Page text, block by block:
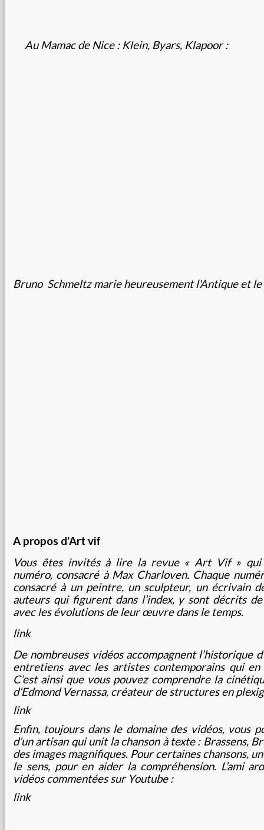
Au Mamac de Nice : Klein, Byars, Klapoor :
Bruno Schmeltz marie heureusement l'Antique et
A propos d'Art vif
Vous êtes invités à lire la revue « Art Vif » qui
numéro, consacré à Max Charloven. Chaque
consacré à un peintre, un sculpteur, un écrivain
auteurs qui figurent dans l’index, y sont décrits
avec les évolutions de leur œuvre dans le temps.
link
De nombreuses vidéos accompagnent l’historique
entretiens avec les artistes contemporains qui en
C’est ainsi que vous pouvez comprendre la
d’Edmond Vernassa, créateur de structures en
link
Enfin, toujours dans le domaine des vidéos, vous
d’un artisan qui unit la chanson à texte : Brassens,
des images magnifiques. Pour certaines chansons,
le sens, pour en aider la compréhension. L’ami
vidéos commentées sur Youtube :
link